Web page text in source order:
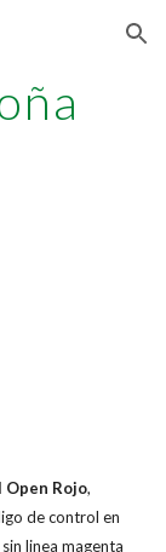
Skip to navigation
Open Rojo,
de control en
linea magenta